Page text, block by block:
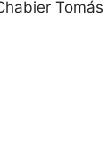
Tomás